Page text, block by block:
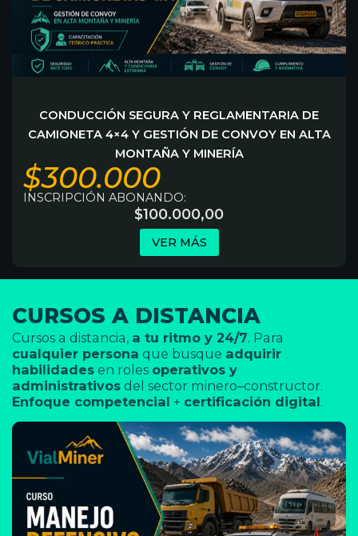
CONDUCCIÓN SEGURA Y REGLAMENTARIA DE
CAMIONETA 4×4 Y GESTIÓN DE CONVOY EN ALTA
MONTAÑA Y MINERÍA
$300.000
INSCRIPCIÓN ABONANDO:
$100.000,00
VER MÁS
CURSOS A DISTANCIA
Cursos a distancia, a tu ritmo y 24/7. Para
cualquier persona que busque adquirir
habilidadesen roles operativos y
administrativosdel sector minero–constructor.
Enfoque competencial + certificación digital.